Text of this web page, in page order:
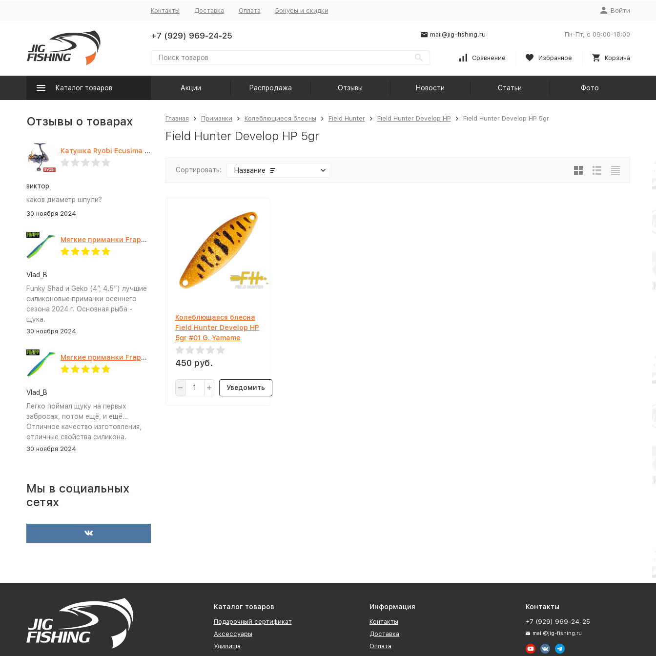
Контакты Доставка Оплата Бонусы и скидки Войти
+7 (929) 969-24-25 mail@jig-fishing.ru Пн-Пт, с 09:00-18:00
Сравнение Избранное Корзина
Каталог товаров Акции Распродажа Отзывы Новости Статьи Фото
Главная Приманки Колеблющиеся блесны Field Hunter Field Hunter Develop HP Field Hunter Develop HP 5gr
Field Hunter Develop HP 5gr
Сортировать: Название
Колеблющаяся блесна
Field Hunter Develop HP
5gr #01 G. Yamame
450 руб.
Уведомить
Отзывы о товарах
Катушка Ryobi Ecusima PRO LT 5000
виктор
каков диаметр шпули?
30 ноября 2024
Мягкие приманки Frapp Funky Shad 4" #PAL03
Vlad_B
Funky Shad и Geko (4”, 4.5”) лучшие
силиконовые приманки осеннего
сезона 2024 г. Основная рыба -
щука.
30 ноября 2024
Мягкие приманки Frapp Geko 4.5" #PAL03
Vlad_B
Легко поймал щуку на первых
забросах, потом ещё, и ещё…
Отличное качество изготовления,
отличные свойства силикона.
30 ноября 2024
Мы в социальных
сетях
Каталог товаров
Подарочный сертификат
Аксессуары
Удилища
Информация
Контакты
Доставка
Оплата
Контакты
+7 (929) 969-24-25
mail@jig-fishing.ru